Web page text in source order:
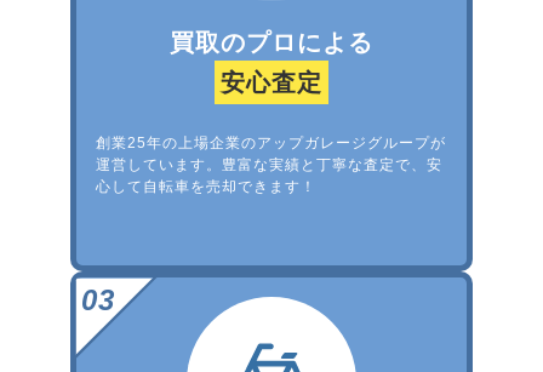
買取のプロによる
安心査定
創業25年の上場企業のアップガレージグループが
運営しています。豊富な実績と丁寧な査定で、安
心して自転車を売却できます！